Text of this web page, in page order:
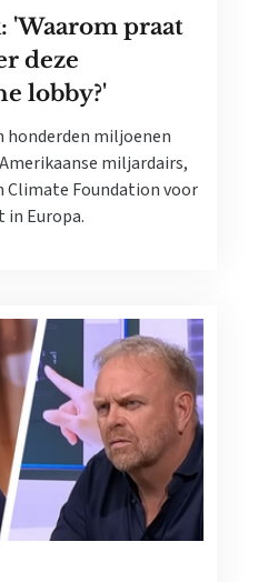
'Waarom praat
deze
lobby?'
honderden miljoenen
miljardairs,
Climate Foundation voor
Europa.